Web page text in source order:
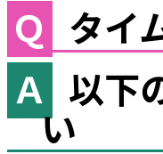
タイ
以下
い